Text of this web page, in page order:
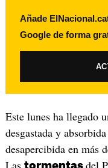
Añade
Google de forma
Este lunes ha llegado
desgastada y
desapercibida en más
tormentas